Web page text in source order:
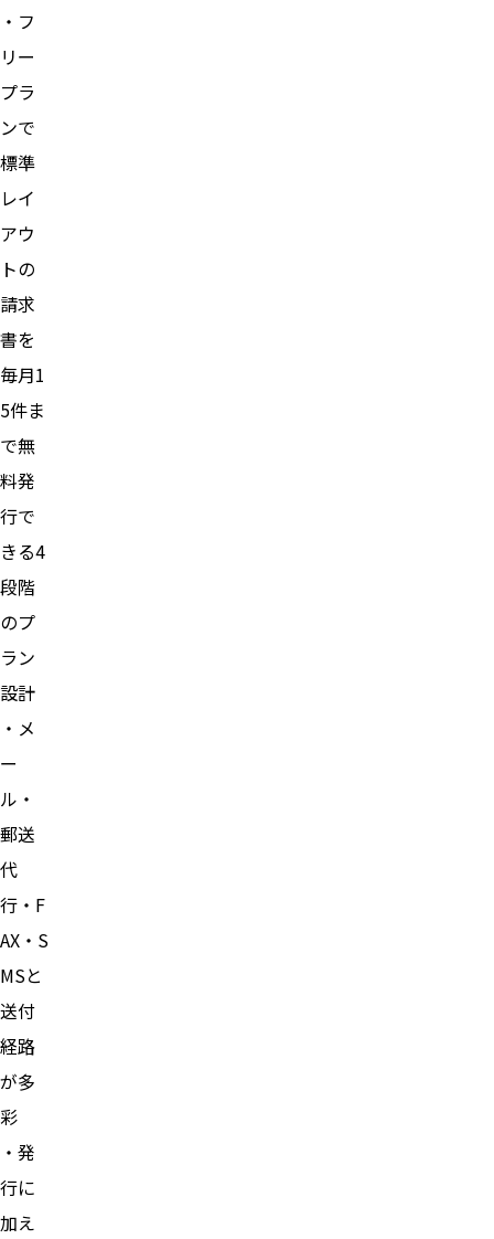
・フ
リー
プラ
ンで
標準
レイ
アウ
トの
請求
書を
毎月1
5件ま
で無
料発
行で
きる4
段階
のプ
ラン
設計
・メ
ー
ル・
郵送
代
行・F
AX・S
MSと
送付
経路
が多
彩
・発
行に
加え